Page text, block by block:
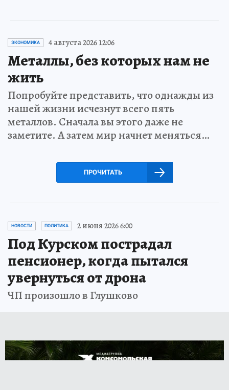
ЭКОНОМИКА 4 августа 2026 12:06
Металлы, без которых нам не
жить
Попробуйте представить, что однажды из
нашей жизни исчезнут всего пять
металлов. Сначала вы этого даже не
заметите. А затем мир начнет меняться…
ПРОЧИТАТЬ
НОВОСТИ ПОЛИТИКА 2 июня 2026 6:00
Под Курском пострадал
пенсионер, когда пытался
увернуться от дрона
ЧП произошло в Глушково